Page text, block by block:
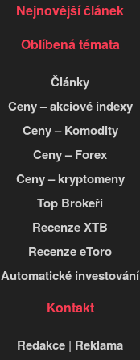
Nejnovější článek
Oblíbená témata
Články
Ceny – akciové indexy
Ceny – Komodity
Ceny – Forex
Ceny – kryptomeny
Top Brokeři
Recenze XTB
Recenze eToro
Automatické investování
Kontakt
Redakce | Reklama